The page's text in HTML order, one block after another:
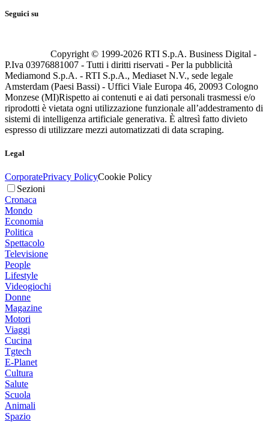
Seguici su
Copyright © 1999-2026 RTI S.p.A. Business Digital -
P.Iva 03976881007 - Tutti i diritti riservati - Per la pubblicità
Mediamond S.p.A. - RTI S.p.A., Mediaset N.V., sede legale
Amsterdam (Paesi Bassi) - Uffici Viale Europa 46, 20093 Cologno
Monzese (MI)Rispetto ai contenuti e ai dati personali trasmessi e/o
riprodotti è vietata ogni utilizzazione funzionale all’addestramento di
sistemi di intelligenza artificiale generativa. È altresì fatto divieto
espresso di utilizzare mezzi automatizzati di data scraping.
Legal
CorporatePrivacy PolicyCookie Policy
Sezioni
Cronaca
Mondo
Economia
Politica
Spettacolo
Televisione
People
Lifestyle
Videogiochi
Donne
Magazine
Motori
Viaggi
Cucina
Tgtech
E-Planet
Cultura
Salute
Scuola
Animali
Spazio